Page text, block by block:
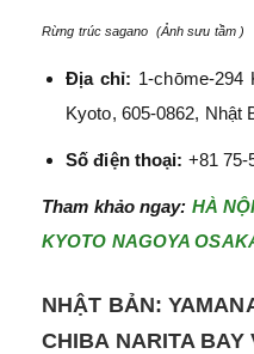
Rừng trúc sagano (Ảnh sưu tầm )
Địa chỉ: 1-chōme-294
Kyoto, 605-0862, Nhật
Số điện thoại: +81 75-
Tham khảo ngay: HÀ
KYOTO NAGOYA
NHẬT BẢN:
CHIBA NARITA BAY